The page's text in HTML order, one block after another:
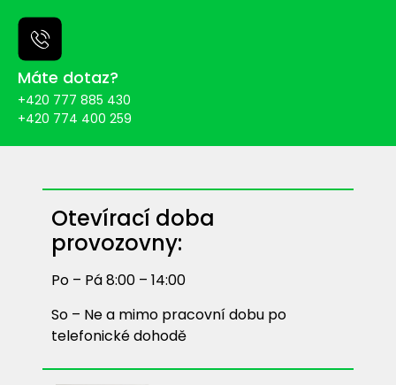
Máte dotaz?
+420 777 885 430
+420 774 400 259
Otevírací doba
provozovny:
Po – Pá 8:00 – 14:00
So – Ne a mimo pracovní dobu po
telefonické dohodě